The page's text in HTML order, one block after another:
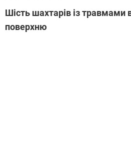
Шість шахтарів із травмами
поверхню